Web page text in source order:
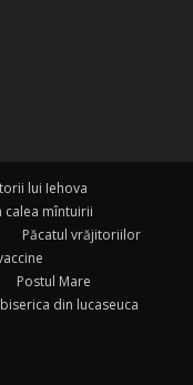
lui Iehova
calea mîntuirii
Păcatul vrăjitoriilor
Postul Mare
din lucaseuca